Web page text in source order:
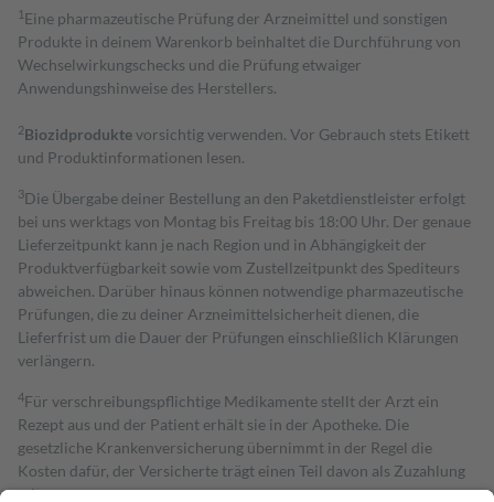
1 Eine pharmazeutische Prüfung der Arzneimittel und sonstigen
Produkte in deinem Warenkorb beinhaltet die Durchführung von
Wechselwirkungschecks und die Prüfung etwaiger
Anwendungshinweise des Herstellers.
2Biozidproduktevorsichtig verwenden. Vor Gebrauch stets Etikett
und Produktinformationen lesen.
3Die Übergabe deiner Bestellung an den Paketdienstleister erfolgt
bei uns werktags von Montag bis Freitag bis 18:00 Uhr. Der genaue
Lieferzeitpunkt kann je nach Region und in Abhängigkeit der
Produktverfügbarkeit sowie vom Zustellzeitpunkt des Spediteurs
abweichen. Darüber hinaus können notwendige pharmazeutische
Prüfungen, die zu deiner Arzneimittelsicherheit dienen, die
Lieferfrist um die Dauer der Prüfungen einschließlich Klärungen
verlängern.
4Für verschreibungspflichtige Medikamente stellt der Arzt ein
Rezept aus und der Patient erhält sie in der Apotheke. Die
gesetzliche Krankenversicherung übernimmt in der Regel die
Kosten dafür, der Versicherte trägt einen Teil davon als Zuzahlung
mit.